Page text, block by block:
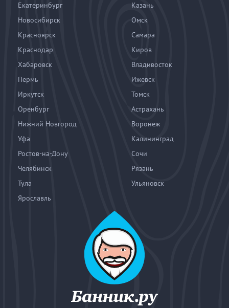
Екатеринбург
Казань
Новосибирск
Омск
Красноярск
Самара
Краснодар
Киров
Хабаровск
Владивосток
Пермь
Ижевск
Иркутск
Томск
Оренбург
Астрахань
Нижний Новгород
Воронеж
Уфа
Калининград
Ростов-на-Дону
Сочи
Челябинск
Рязань
Тула
Ульяновск
Ярославль